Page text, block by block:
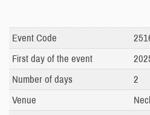
Event Code
First day of the event
Number of days
2
Venue